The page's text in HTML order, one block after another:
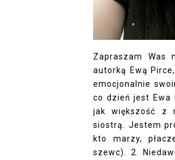
Zapraszam Was
autorką Ewą
emocjonalnie
co dzień jest Ewa
jak większość z
siostrą. Jestem
kto marzy,
szewc). 2.